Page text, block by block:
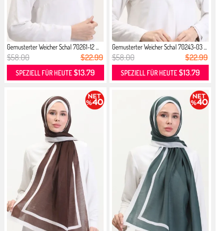
Gemusterter Weicher Schal 70261-12 ...
$58.00 $22.99
SPEZIELL FÜR HEUTE$13.79
Gemusterter Weicher Schal 70243-03 ...
$58.00 $22.99
SPEZIELL FÜR HEUTE$13.79